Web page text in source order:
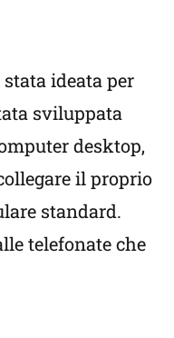
ideata per
sviluppata
desktop,
il proprio
standard.
telefonate che